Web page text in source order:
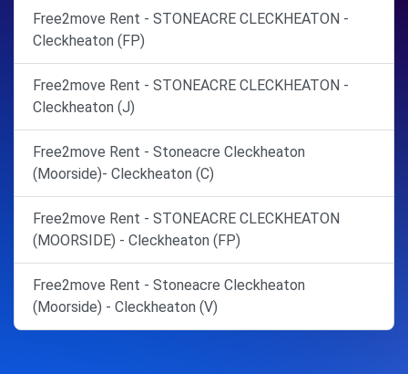
Free2move Rent - STONEACRE CLECKHEATON -
Cleckheaton (FP)
Free2move Rent - STONEACRE CLECKHEATON -
Cleckheaton (J)
Free2move Rent - Stoneacre Cleckheaton
(Moorside)- Cleckheaton (C)
Free2move Rent - STONEACRE CLECKHEATON
(MOORSIDE) - Cleckheaton (FP)
Free2move Rent - Stoneacre Cleckheaton
(Moorside) - Cleckheaton (V)